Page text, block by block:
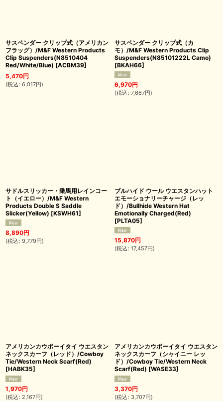
サスペンダー クリップ式（アメリカン
フラッグ）/M&F Western Products
Clip Suspenders(N8510404
Red/White/Blue) [ACBM39]
5,470円
(税込 : 6,017円)
サスペンダー クリップ式（カ
モ）/M&F Western Products Clip
Suspenders(N85101222L Camo)
[BKAH66]
6,970円
(税込 : 7,667円)
サドルスリッカー・乗馬用レインコー
ト（イエロー）/M&F Western
Products Double S Saddle
Slicker(Yellow) [KSWH61]
8,890円
(税込 : 9,779円)
ブルハイド ウール ウエスタンハット
エモーショナリーチャージ（レッ
ド）/Bullhide Western Hat
Emotionally Charged(Red)
[PLTA05]
15,870円
(税込 : 17,457円)
アメリカンカウボーイタイ ウエスタン
ネックスカーフ（レッド）/Cowboy
Tie/Western Neck Scarf(Red)
[HABK35]
1,970円
(税込 : 2,167円)
アメリカンカウボーイタイ ウエスタン
ネックスカーフ（シャイニー レッ
ド）/Cowboy Tie/Western Neck
Scarf(Red) [WASE33]
3,370円
(税込 : 3,707円)